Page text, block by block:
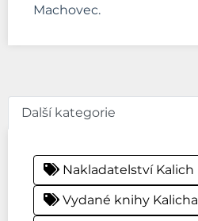
Machovec.
Další kategorie
Nakladatelství Kalich
Vydané knihy Kalicha